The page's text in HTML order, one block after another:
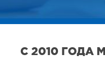
С 2010 ГОДА